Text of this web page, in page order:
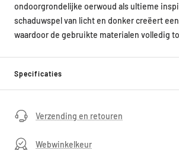
ondoorgrondelijke oerwoud als ultieme
schaduwspel van licht en donker creëert
waardoor de gebruikte materialen volledig
Specificaties
Verzending en retouren
Webwinkelkeur